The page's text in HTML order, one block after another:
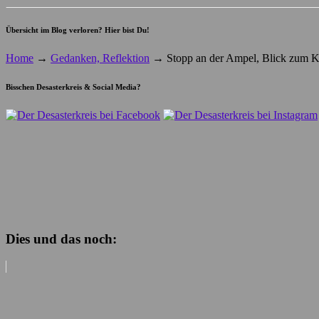
Übersicht im Blog verloren? Hier bist Du!
Home → Gedanken, Reflektion → Stopp an der Ampel, Blick zum
Bisschen Desasterkreis & Social Media?
Dies und das noch: